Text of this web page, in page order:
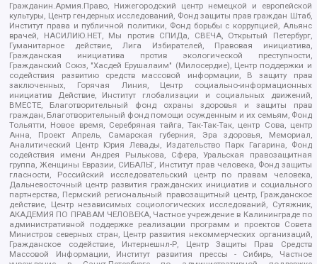
Гражданин.Армия.Право, Нижегородский центр немецкой и европейской
культуры, Центр гендерных исследований, Фонд защиты прав граждан Штаб,
Институт права и публичной политики, Фонд борьбы с коррупцией, Альянс
врачей, НАСИЛИЮ.НЕТ, Мы против СПИДа, СВЕЧА, Открытый Петербург,
Гуманитарное действие, Лига Избирателей, Правовая инициатива,
Гражданская инициатива против экологической преступности,
Гражданский Союз, "Хасдей Ерушалаим" (Милосердие), Центр поддержки и
содействия развитию средств массовой информации, В защиту прав
заключенных, Горячая Линия, Центр социально-информационных
инициатив Действие, Институт глобализации и социальных движений,
ВМЕСТЕ, Благотворительный фонд охраны здоровья и защиты прав
граждан, Благотворительный фонд помощи осужденным и их семьям, Фонд
Тольятти, Новое время, Серебряная тайга, Так-Так-Так, центр Сова, центр
Анна, Проект Апрель, Самарская губерния, Эра здоровья, Мемориал,
Аналитический Центр Юрия Левады, Издательство Парк Гагарина, Фонд
содействия имени Андрея Рылькова, Сфера, Уральская правозащитная
группа, Женщины Евразии, СИБАЛЬТ, Институт прав человека, Фонд защиты
гласности, Российский исследовательский центр по правам человека,
Дальневосточный центр развития гражданских инициатив и социального
партнерства, Пермский региональный правозащитный центр, Гражданское
действие, Центр независимых социологических исследований, Сутяжник,
АКАДЕМИЯ ПО ПРАВАМ ЧЕЛОВЕКА, Частное учреждение в Калининграде по
административной поддержке реализации программ и проектов Совета
Министров северных стран, Центр развития некоммерческих организаций,
Гражданское содействие, Интернешнл-Р, Центр Защиты Прав Средств
Массовой Информации, Институт развития прессы - Сибирь, Частное